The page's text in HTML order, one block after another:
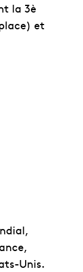
la 3è
et
Unis.